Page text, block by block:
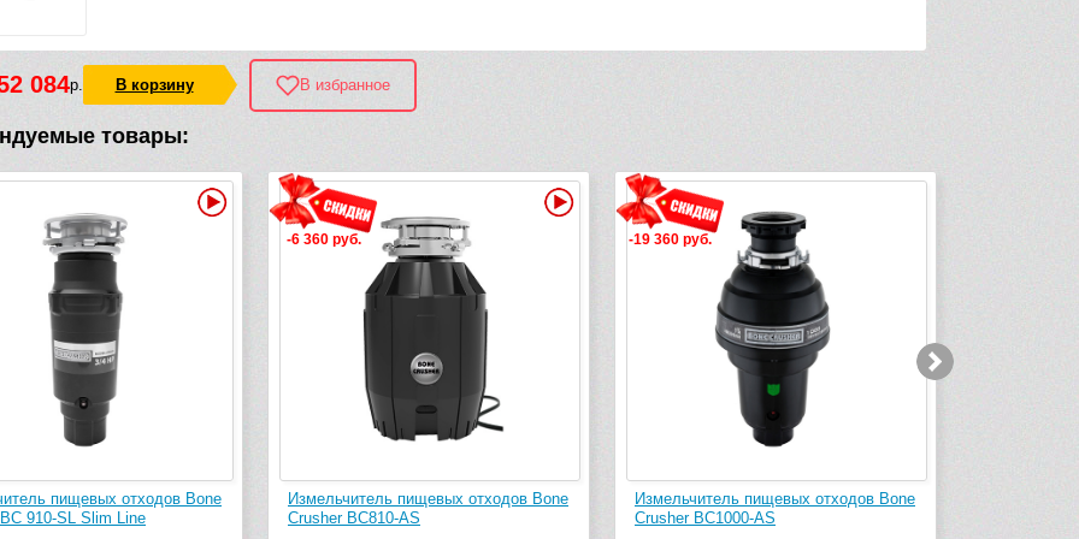
084р. В корзину В избранное
товары:
Видео
пищевых отходов Bone
910-SL Slim Line
-6 360 руб.
Видео
Измельчитель пищевых отходов Bone
Crusher BC810-AS
-19 360 руб.
Измельчитель пищевых отходов Bone
Crusher ВС1000-AS
Сифон для